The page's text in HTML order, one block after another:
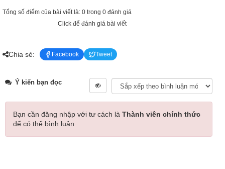
Tổng số điểm của bài viết là: 0 trong 0 đánh giá
Click để đánh giá bài viết
Chia sẻ: Facebook Tweet
Ý kiến bạn đọc
Bạn cần đăng nhập với tư cách là Thành viên chính thức
để có thể bình luận